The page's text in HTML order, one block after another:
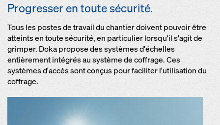
Progresser en toute sécurité.
Tous les postes de travail du chantier doivent pouvoir être
atteints en toute sécurité, en particulier lorsqu'il s'agit de
grimper. Doka propose des systèmes d'échelles
entièrement intégrés au système de coffrage. Ces
systèmes d'accès sont conçus pour faciliter l'utilisation du
coffrage.